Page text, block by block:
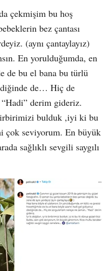
çekmişim bu hoş
bez çantası
(aynı çantaylayız)
En yorulduğumda, en
de bu el bana bu türlü
de… Hiç de
derim gideriz.
bulduk ,iyi ki bu
çok seviyorum. En büyük
sağlıklı sevgili saygılı